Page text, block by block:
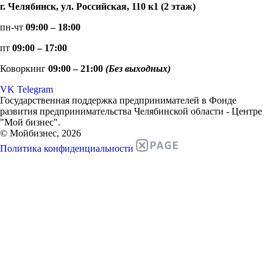
г. Челябинск, ул. Российская, 110 к1 (2 этаж)
пн-чт 09:00 – 18:00
пт 09:00 – 17:00
Коворкинг 09:00 – 21:00 (Без выходных)
VK Telegram
Государственная поддержка предпринимателей в Фонде
развития предпринимательства Челябинской области - Центре
"Мой бизнес".
© Мойбизнес, 2026
Политика конфиденциальности